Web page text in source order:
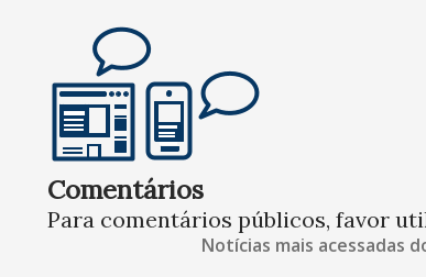
Comentários
Para comentários públicos, favor
Notícias mais acessadas